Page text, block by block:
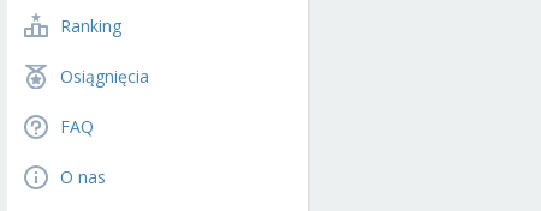
Ranking
Osiągnięcia
FAQ
O nas